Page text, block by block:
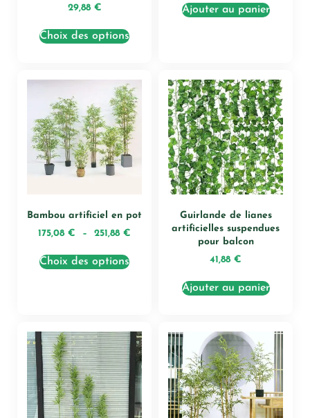
29,88 €
Choix des options
Ajouter au panier
Bambou artificiel en pot
175,08 € – 251,88 €
Choix des options
Guirlande de lianes
artificielles suspendues
pour balcon
41,88 €
Ajouter au panier